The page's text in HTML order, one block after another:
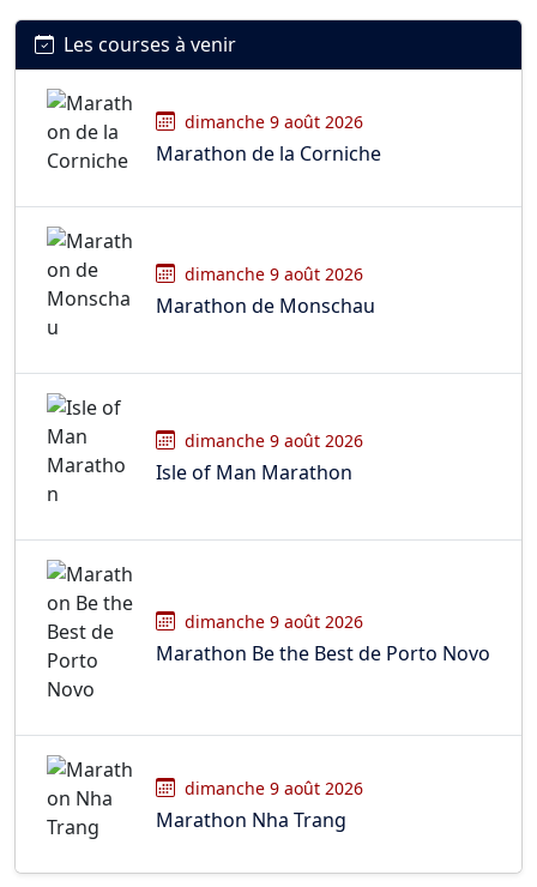
Les courses à venir
dimanche 9 août 2026
Marathon de la Corniche
dimanche 9 août 2026
Marathon de Monschau
dimanche 9 août 2026
Isle of Man Marathon
dimanche 9 août 2026
Marathon Be the Best de Porto Novo
dimanche 9 août 2026
Marathon Nha Trang